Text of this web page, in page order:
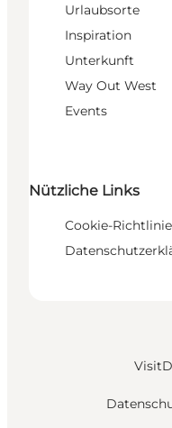
Urlaubsorte
Inspiration
Unterkunft
Way Out West
Events
Nützliche Links
Cookie-Richtlinie